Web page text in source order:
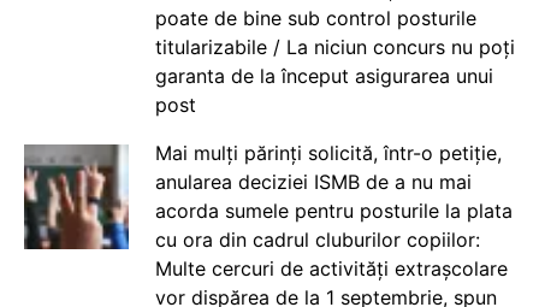
poate de bine sub control posturile
titularizabile / La niciun concurs nu poți
garanta de la început asigurarea unui
post
Mai mulți părinți solicită, într-o petiție,
anularea deciziei ISMB de a nu mai
acorda sumele pentru posturile la plata
cu ora din cadrul cluburilor copiilor:
Multe cercuri de activități extrașcolare
vor dispărea de la 1 septembrie, spun